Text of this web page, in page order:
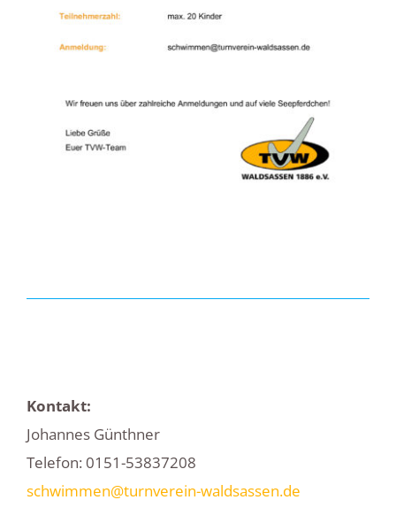
Kontakt:
Johannes Günthner
Telefon: 0151-53837208
schwimmen@turnverein-waldsassen.de